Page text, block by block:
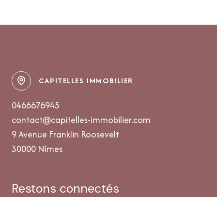
CAPITELLES IMMOBILIER
0466676945
contact@capitelles-immobilier.com
9 Avenue Franklin Roosevelt
30000 Nîmes
restons connectés